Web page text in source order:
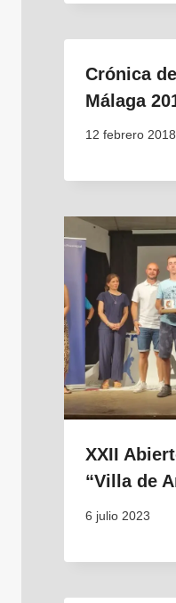
Crónica
Málaga
12 febrero 2018
XXII
“Villa de
6 julio 2023